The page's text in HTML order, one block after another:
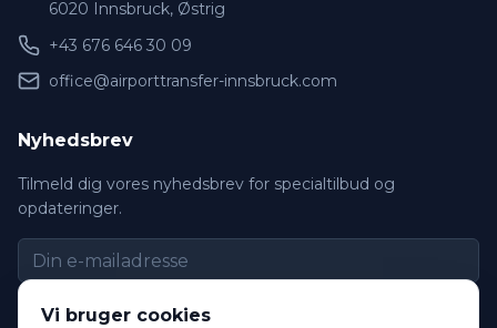
6020 Innsbruck, Østrig
+43 676 646 30 09
office@airporttransfer-innsbruck.com
Nyhedsbrev
Tilmeld dig vores nyhedsbrev for specialtilbud og
opdateringer.
Vi bruger cookies